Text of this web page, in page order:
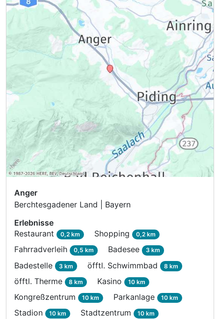
Für 8 Tage p.P. ab 2.037,00 €
Themenzimmer
2 Erwachsene
Ausstattung
Zusatznächte
Für 8 Tage p.P. ab1.092,00 €
Anger
Berchtesgadener Land | Bayern
Erlebnisse
Restaurant 0,2 km Shopping 0,2 km
Fahrradverleih 0,5 km Badesee 3 km
Badestelle 3 km öfftl. Schwimmbad 8 km
öfftl. Therme 8 km Kasino 10 km
Kongreßzentrum 10 km Parkanlage 10 km
Stadion 10 km Stadtzentrum 10 km